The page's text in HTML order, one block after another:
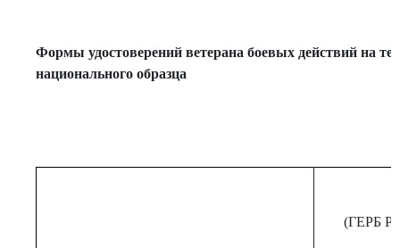
Формы удостоверений ветерана боевых действий на
национального образца
(ГЕРБ